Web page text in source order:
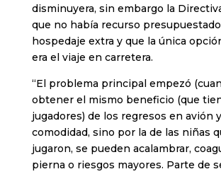
disminuyera, sin embargo la
que no había recurso
hospedaje extra y que la única
era el viaje en carretera.
“El problema principal empezó
obtener el mismo beneficio (que
jugadores) de los regresos en avión
comodidad, sino por la de las niñas
jugaron, se pueden acalambrar,
pierna o riesgos mayores. Parte de